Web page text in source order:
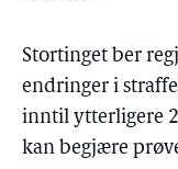
Stortinget ber
endringer i
inntil ytterligere
kan begjære